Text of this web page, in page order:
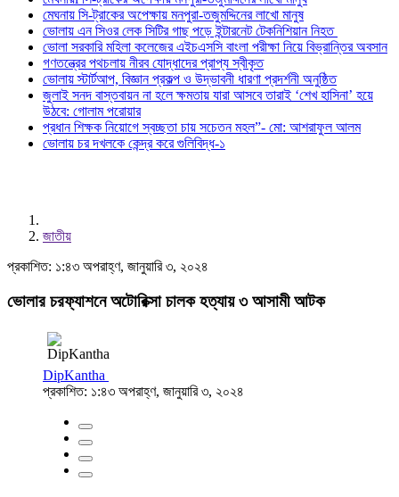
মেঘনায় সি-ট্রাকের অপেক্ষায় মনপুরা-তজুমদ্দিনের লাখো মানুষ
ভোলায় এন সিওর লেক সিটির গাছ পড়ে ইন্টারনেট টেকনিশিয়ান নিহত
ভোলা সরকারি মহিলা কলেজের এইচএসসি বাংলা পরীক্ষা নিয়ে বিভ্রান্তির অবসান
গণতন্ত্রের পথচলায় নীরব যোদ্ধাদের প্রাপ্য স্বীকৃত
ভোলায় স্টার্টআপ, বিজ্ঞান প্রকল্প ও উদ্ভাবনী ধারণা প্রদর্শনী অনুষ্ঠিত
জুলাই সনদ বাস্তবায়ন না হলে ক্ষমতায় যারা আসবে তারাই ‘শেখ হাসিনা’ হয়ে
উঠবে: গোলাম পরোয়ার
প্রধান শিক্ষক নিয়োগে স্বচ্ছতা চায় সচেতন মহল”- মো: আশরাফুল আলম
ভোলায় চর দখলকে কেন্দ্র করে গুলিবিদ্ধ-১
জাতীয়
প্রকাশিত: ১:৪৩ অপরাহ্ণ, জানুয়ারি ৩, ২০২৪
ভোলার চরফ্যাশনে অটোরিক্সা চালক হত্যায় ৩ আসামী আটক
DipKantha
প্রকাশিত: ১:৪৩ অপরাহ্ণ, জানুয়ারি ৩, ২০২৪